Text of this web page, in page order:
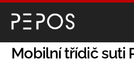
Skip
content
Mobilní třídič suti